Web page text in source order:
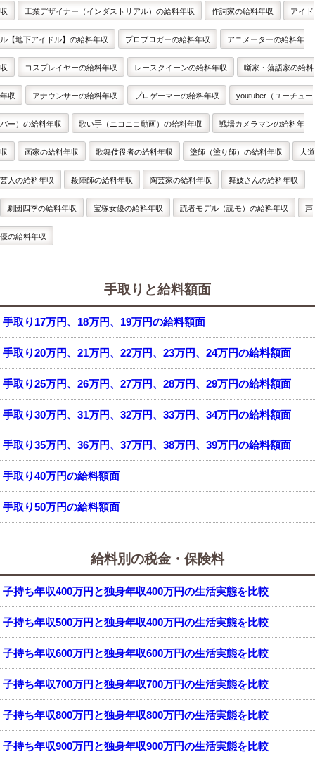
収 工業デザイナー（インダストリアル）の給料年収 作詞家の給料年収 アイド
ル【地下アイドル】の給料年収 プロブロガーの給料年収 アニメーターの給料年
収 コスプレイヤーの給料年収 レースクイーンの給料年収 噺家・落語家の給料
年収 アナウンサーの給料年収 プロゲーマーの給料年収 youtuber（ユーチュー
バー）の給料年収 歌い手（ニコニコ動画）の給料年収 戦場カメラマンの給料年
収 画家の給料年収 歌舞伎役者の給料年収 塗師（塗り師）の給料年収 大道
芸人の給料年収 殺陣師の給料年収 陶芸家の給料年収 舞妓さんの給料年収
劇団四季の給料年収 宝塚女優の給料年収 読者モデル（読モ）の給料年収 声
優の給料年収
手取りと給料額面
手取り17万円、18万円、19万円の給料額面
手取り20万円、21万円、22万円、23万円、24万円の給料額面
手取り25万円、26万円、27万円、28万円、29万円の給料額面
手取り30万円、31万円、32万円、33万円、34万円の給料額面
手取り35万円、36万円、37万円、38万円、39万円の給料額面
手取り40万円の給料額面
手取り50万円の給料額面
給料別の税金・保険料
子持ち年収400万円と独身年収400万円の生活実態を比較
子持ち年収500万円と独身年収400万円の生活実態を比較
子持ち年収600万円と独身年収600万円の生活実態を比較
子持ち年収700万円と独身年収700万円の生活実態を比較
子持ち年収800万円と独身年収800万円の生活実態を比較
子持ち年収900万円と独身年収900万円の生活実態を比較